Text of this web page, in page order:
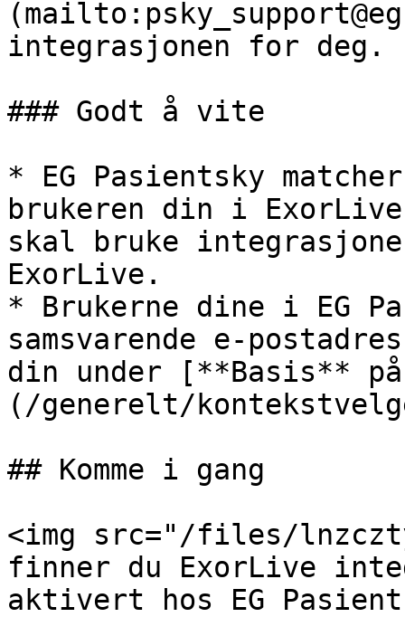
integrasjonen for deg.
### Godt å vite
* EG Pasientsky
brukeren din i
skal bruke
ExorLive.
* Brukerne dine i EG
samsvarende e-
din under [**Basis**
(/generelt/
## Komme i gang
<img src="/files/
finner du ExorLive
aktivert hos EG